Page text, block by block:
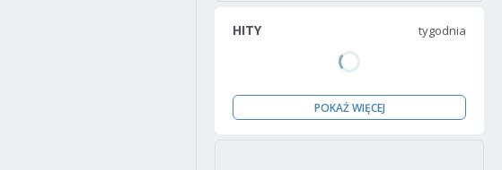
HITY tygodnia
POKAŻ WIĘCEJ